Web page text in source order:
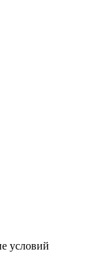
условий